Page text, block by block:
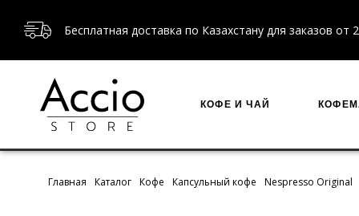
Бесплатная доставка по Казахстану для заказов от
КОФЕ И ЧАЙ
Главная Каталог Кофе Капсульный кофе Nespresso Original